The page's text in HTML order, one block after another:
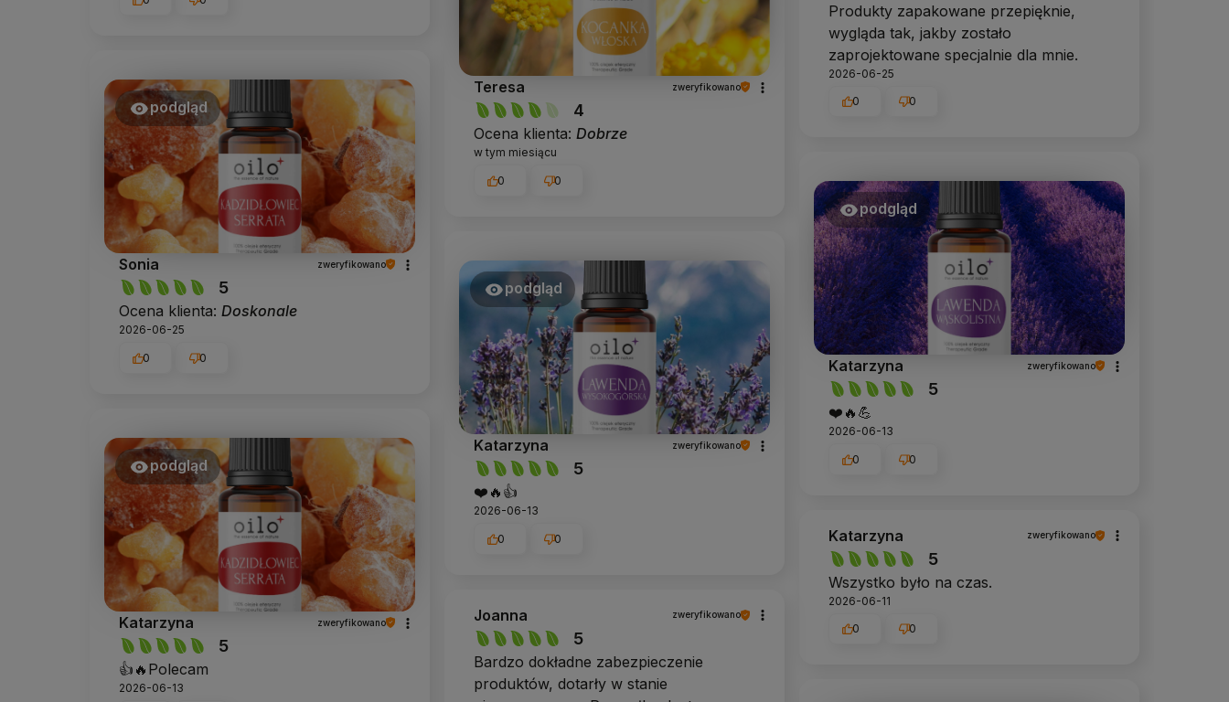
Teresa zweryfikowano
4
Ocena klienta: Dobrze
w tym miesiącu
0 0
Produkty zapakowane przepięknie,
wygląda tak, jakby zostało
zaprojektowane specjalnie dla mnie.
2026-06-25
0 0
podgląd
Sonia zweryfikowano
5
Ocena klienta: Doskonale
2026-06-25
0 0
podgląd
Katarzyna zweryfikowano
5
❤️🔥💪
2026-06-13
0 0
podgląd
Katarzyna zweryfikowano
5
❤️🔥👍️
2026-06-13
0 0
podgląd
Katarzyna zweryfikowano
5
👍️🔥Polecam
2026-06-13
Katarzyna zweryfikowano
5
Wszystko było na czas.
2026-06-11
0 0
Joanna zweryfikowano
5
Bardzo dokładne zabezpieczenie
produktów, dotarły w stanie